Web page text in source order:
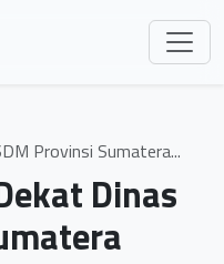
Provinsi Sumatera...
Dinas